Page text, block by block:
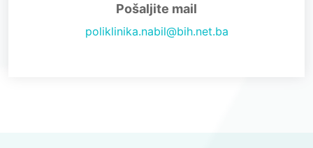
Pošaljite mail
poliklinika.nabil@bih.net.ba